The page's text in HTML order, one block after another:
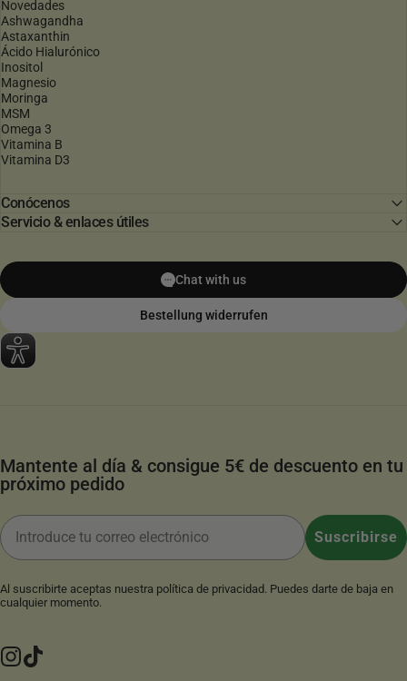
Novedades
Ashwagandha
Astaxanthin
Ácido Hialurónico
Inositol
Magnesio
Moringa
MSM
Omega 3
Vitamina B
Vitamina D3
Conócenos
Servicio & enlaces útiles
Chat with us
Bestellung widerrufen
Mantente al día & consigue 5€ de descuento en tu
próximo pedido
Correo electrónico
Suscribirse
Al suscribirte aceptas nuestra política de privacidad. Puedes darte de baja en
cualquier momento.